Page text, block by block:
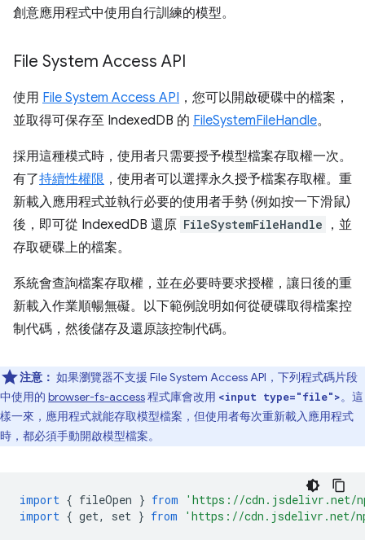
創意應用程式中使用自行訓練的模型。
File System Access API
使用 File System Access API ，您可以開啟硬碟中的檔案，
並取得可保存至 IndexedDB 的 FileSystemFileHandle。
採用這種模式時，使用者只需要授予模型檔案存取權一次。
有了持續性權限 ，使用者可以選擇永久授予檔案存取權。重
新載入應用程式並執行必要的使用者手勢 (例如按一下滑鼠)
後，即可從 IndexedDB 還原 FileSystemFileHandle
，並
存取硬碟上的檔案。
系統會查詢檔案存取權，並在必要時要求授權，讓日後的重
新載入作業順暢無礙。以下範例說明如何從硬碟取得檔案控
制代碼，然後儲存及還原該控制代碼。
注意： 如果瀏覽器不支援 File System Access API，下列程式碼片段
中使用的 browser-fs-access程式庫會改用 <input type="file">。這
樣一來，應用程式就能存取模型檔案，但使用者每次重新載入應用程式
時，都必須手動開啟模型檔案。
import { fileOpen } from
'https://cdn.jsdelivr.net/
import { get, set } from 'https://cdn.jsdelivr.net/